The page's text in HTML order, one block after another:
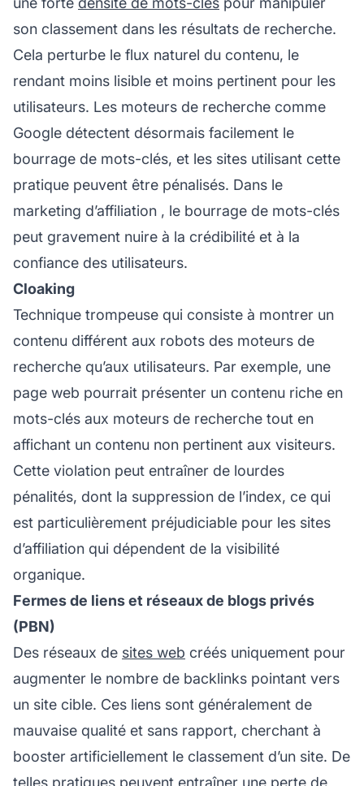
son classement dans les résultats de recherche.
Cela perturbe le flux naturel du contenu, le
rendant moins lisible et moins pertinent pour les
utilisateurs. Les moteurs de recherche comme
Google détectent désormais facilement le
bourrage de mots-clés, et les sites utilisant cette
pratique peuvent être pénalisés. Dans le
marketing d’affiliation , le bourrage de mots-clés
peut gravement nuire à la crédibilité et à la
confiance des utilisateurs.
Cloaking
Technique trompeuse qui consiste à montrer un
contenu différent aux robots des moteurs de
recherche qu’aux utilisateurs. Par exemple, une
page web pourrait présenter un contenu riche en
mots-clés aux moteurs de recherche tout en
affichant un contenu non pertinent aux visiteurs.
Cette violation peut entraîner de lourdes
pénalités, dont la suppression de l’index, ce qui
est particulièrement préjudiciable pour les sites
d’affiliation qui dépendent de la visibilité
organique.
Fermes de liens et réseaux de blogs privés
(PBN)
Des réseaux de sites web créés uniquement pour
augmenter le nombre de backlinks pointant vers
un site cible. Ces liens sont généralement de
mauvaise qualité et sans rapport, cherchant à
booster artificiellement le classement d’un site. De
telles pratiques peuvent entraîner une perte de